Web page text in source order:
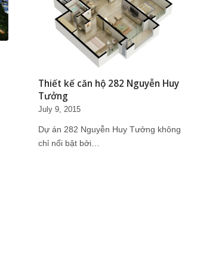
Thiết kế căn hộ 282 Nguyễn Huy
Tưởng
July 9, 2015
Dự án 282 Nguyễn Huy Tưởng không
chỉ nổi bật bởi…